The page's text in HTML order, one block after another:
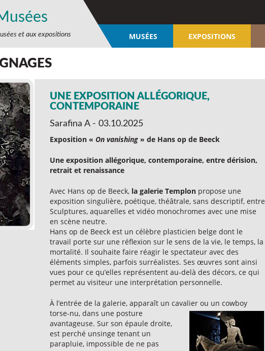
et aux expositions MUSÉES EXPOSITIONS
UNE EXPOSITION ALLÉGORIQUE,
CONTEMPORAINE
Sarafina A - 03.10.2025
Exposition « On vanishing » de Hans op de Beeck
Une exposition allégorique, contemporaine, entre dérision,
retrait et renaissance
Avec Hans op de Beeck, la galerie Templon propose une
exposition singulière, poétique, théâtrale, sans descriptif, entre
Sculptures, aquarelles et vidéo monochromes avec une mise
en scène neutre.
Hans op de Beeck est un célèbre plasticien belge dont le
travail porte sur une réflexion sur le sens de la vie, le temps, la
mortalité. Il souhaite faire réagir le spectateur avec des
éléments simples, parfois surréalistes. Ses œuvres sont ainsi
vues pour ce qu’elles représentent au-delà des décors, ce qui
permet au visiteur une interprétation personnelle.
À l’entrée de la galerie, apparaît un cavalier ou un cowboy
torse-nu, dans une posture
avantageuse. Sur son épaule droite,
est perché unsinge tenant un
parapluie, impossible de ne pas